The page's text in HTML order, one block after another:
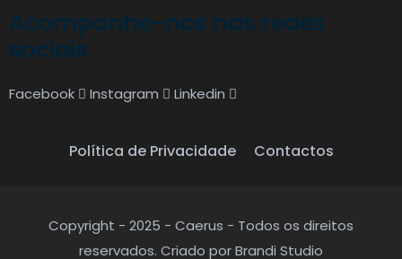
Acompanhe-nos nas redes
sociais
Facebook Instagram Linkedin
Política de Privacidade Contactos
Copyright - 2025 - Caerus - Todos os direitos
reservados. Criado por Brandi Studio